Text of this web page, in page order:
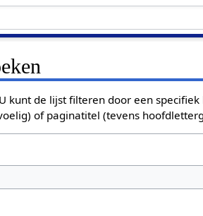
kunt de lijst filteren door een
of paginatitel (tevens